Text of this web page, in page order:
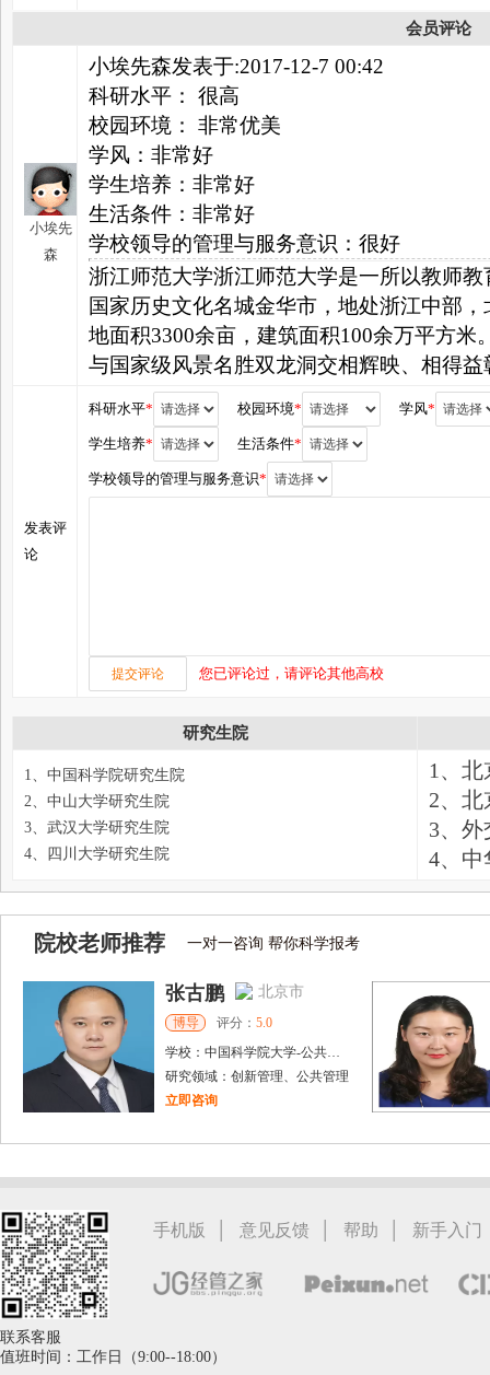
会员评论
小埃先
森
小埃先森发表于:2017-12-7 00:42
科研水平： 很高
校园环境： 非常优美
学风：非常好
学生培养：非常好
生活条件：非常好
学校领导的管理与服务意识：很好
浙江师范大学浙江师范大学是一所以教师
国家历史文化名城金华市，地处浙江中部
地面积3300余亩，建筑面积100余万平方
与国家级风景名胜双龙洞交相辉映、相得
发表评
论
科研水平* 校园环境* 学风*
学生培养* 生活条件*
学校领导的管理与服务意识*
您已评论过，请评论其他高校
研究生院
1、中国科学院研究生院
2、中山大学研究生院
3、武汉大学研究生院
4、四川大学研究生院
1、
2、
3、外
4、中
院校老师推荐 一对一咨询 帮你科学报考
张古鹏 北京市
博导 评分： 5.0
学校： 中国科学院大学-公共政策与管理学院
研究领域： 创新管理、公共管理
立即咨询
立即咨询
手机版 | 意见反馈 | 帮助 | 新手入门
联系客服
值班时间：工作日（9:00--18:00）